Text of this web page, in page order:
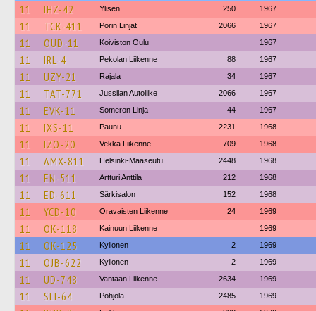
11 IHZ-42 Ylisen 250 1967
11 TCK-411 Porin Linjat 2066 1967
11 OUD-11 Koiviston Oulu 1967
11 IRL-4 Pekolan Liikenne 88 1967
11 UZY-21 Rajala 34 1967
11 TAT-771 Jussilan Autoliike 2066 1967
11 EVK-11 Someron Linja 44 1967
11 IXS-11 Paunu 2231 1968
11 IZO-20 Vekka Liikenne 709 1968
11 AMX-811 Helsinki-Maaseutu 2448 1968
11 EN-511 Artturi Anttila 212 1968
11 ED-611 Särkisalon 152 1968
11 YCD-10 Oravaisten Liikenne 24 1969
11 OK-118 Kainuun Liikenne 1969
11 OK-125 Kyllonen 2 1969
11 OJB-622 Kyllonen 2 1969
11 UD-748 Vantaan Liikenne 2634 1969
11 SLI-64 Pohjola 2485 1969